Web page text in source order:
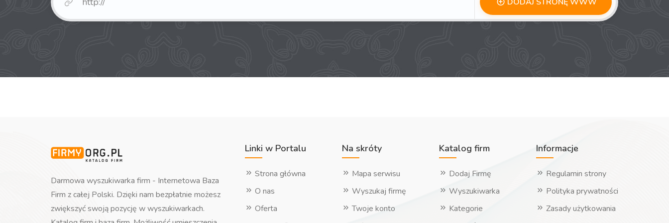
Darmowa wyszukiwarka firm - Internetowa Baza
Firm z całej Polski. Dzięki nam bezpłatnie możesz
zwiększyć swoją pozycję w wyszukiwarkach.
Linki w Portalu
Strona główna
O nas
Oferta
Na skróty
Mapa serwisu
Wyszukaj firmę
Twoje konto
Katalog firm
Dodaj Firmę
Wyszukiwarka
Kategorie
Informacje
Regulamin strony
Polityka prywatności
Zasady użytkowania